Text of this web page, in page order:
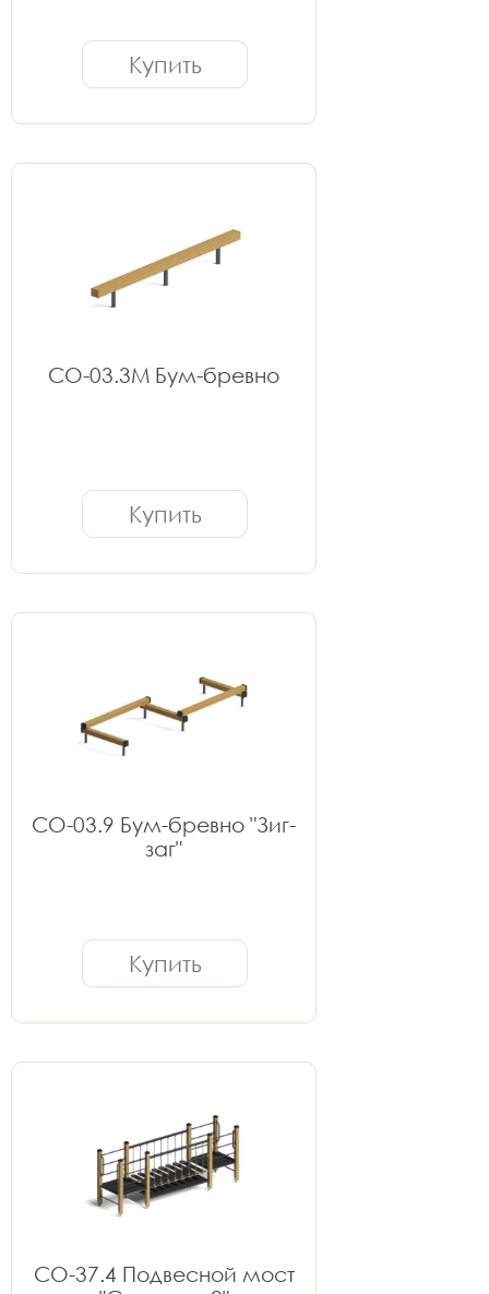
Купить
СО-03.3М Бум-бревно
Купить
СО-03.9 Бум-бревно "Зиг-
заг"
Купить
СО-37.4 Подвесной мост